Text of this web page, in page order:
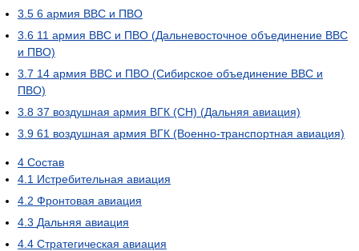
3.5 6 армия ВВС и ПВО
3.6 11 армия ВВС и ПВО (Дальневосточное объединение ВВС
и ПВО)
3.7 14 армия ВВС и ПВО (Сибирское объединение ВВС и
ПВО)
3.8 37 воздушная армия ВГК (СН) (Дальняя авиация)
3.9 61 воздушная армия ВГК (Военно-транспортная авиация)
4 Состав
4.1 Истребительная авиация
4.2 Фронтовая авиация
4.3 Дальняя авиация
4.4 Стратегическая авиация